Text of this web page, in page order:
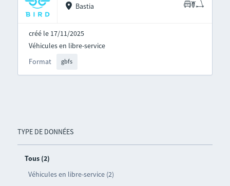
TYPE DE DONNÉES
Tous (2)
Véhicules en libre-service (2)
Bastia
créé le 17/11/2025
Format gbfs
Véhicules en libre-service